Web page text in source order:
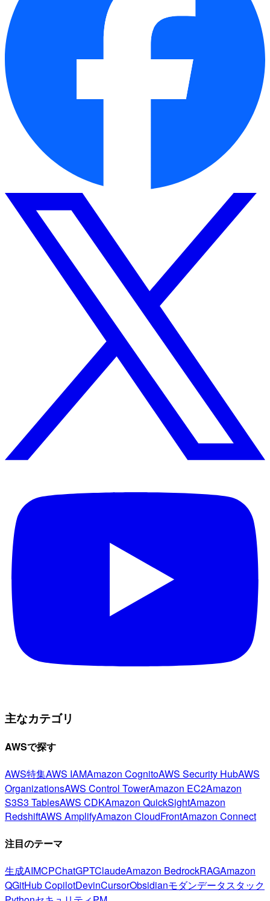
主なカテゴリ
AWSで探す
AWS特集AWS IAMAmazon CognitoAWS Security HubAWS
OrganizationsAWS Control TowerAmazon EC2Amazon
S3S3 TablesAWS CDKAmazon QuickSightAmazon
RedshiftAWS AmplifyAmazon CloudFrontAmazon Connect
注目のテーマ
生成AIMCPChatGPTClaudeAmazon BedrockRAGAmazon
QGitHub CopilotDevinCursorObsidianモダンデータスタック